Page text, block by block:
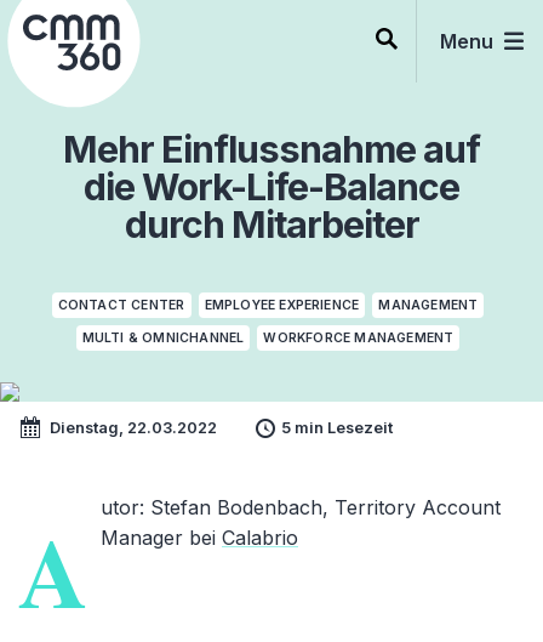
Skip
to
content
Menu
Mehr Einflussnahme auf
die Work-Life-Balance
durch Mitarbeiter
CONTACT CENTER EMPLOYEE EXPERIENCE MANAGEMENT
MULTI & OMNICHANNEL WORKFORCE MANAGEMENT
Dienstag, 22.03.2022 5 min Lesezeit
A utor: Stefan Bodenbach, Territory Account
Manager bei Calabrio